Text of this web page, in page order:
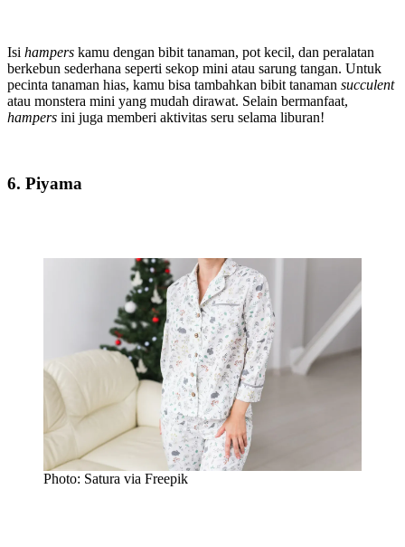
Isi hampers kamu dengan bibit tanaman, pot kecil, dan peralatan
berkebun sederhana seperti sekop mini atau sarung tangan. Untuk
pecinta tanaman hias, kamu bisa tambahkan bibit tanaman succulent
atau monstera mini yang mudah dirawat. Selain bermanfaat,
hampers ini juga memberi aktivitas seru selama liburan!
6. Piyama
Photo: Satura via Freepik